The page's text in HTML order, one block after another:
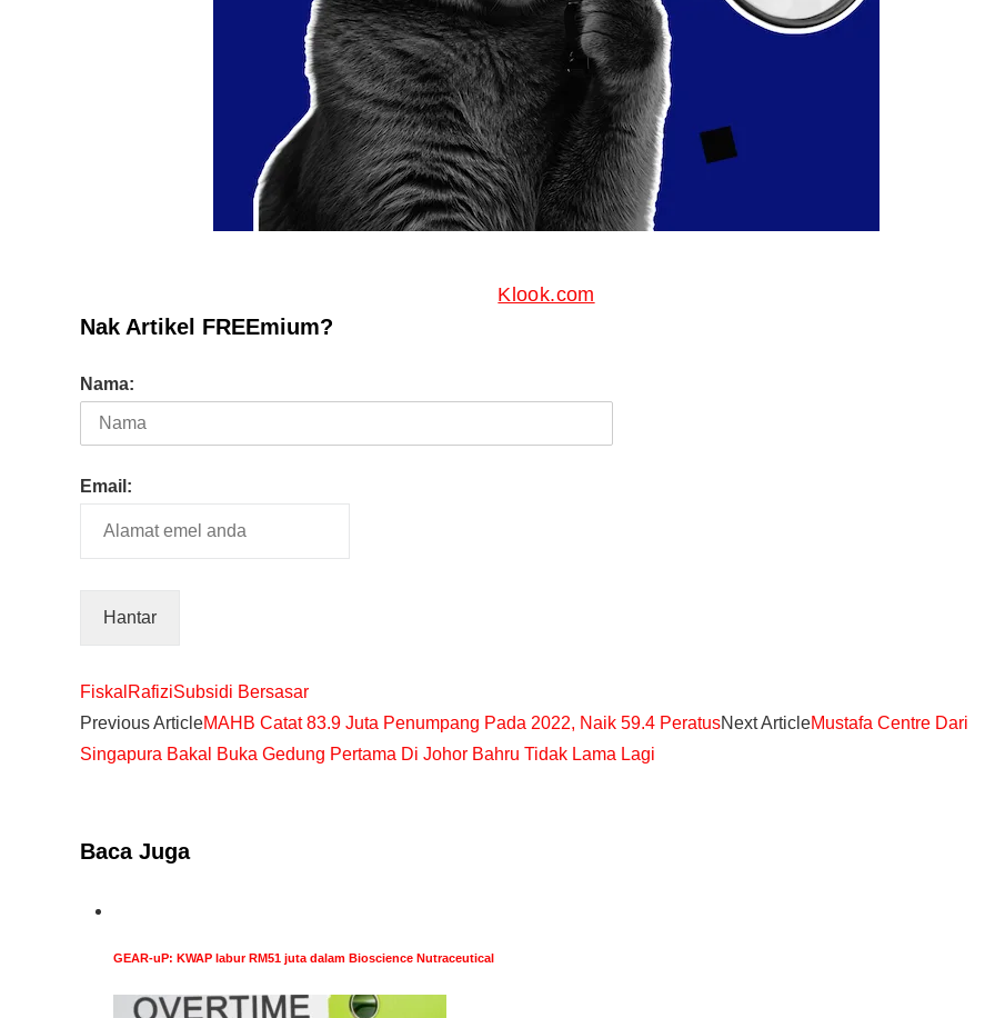
Klook.com
Nak Artikel FREEmium?
Nama:
Email:
Fiskal RafiziSubsidi Bersasar
Previous ArticleMAHB Catat 83.9 Juta Penumpang Pada 2022, Naik 59.4 PeratusNext ArticleMustafa Centre Dari
Singapura Bakal Buka Gedung Pertama Di Johor Bahru Tidak Lama Lagi
Baca Juga
GEAR-uP: KWAP labur RM51 juta dalam Bioscience Nutraceutical
10 Aplikasi Perlu Ada Dalam
Telefon Seorang Pelabur
Saham
Syarikat Yang Beri Dividen
Tertinggi Di Bursa Malaysia
(2018)